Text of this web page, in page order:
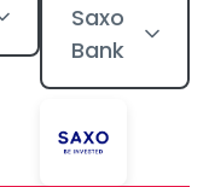
Saxo
Bank